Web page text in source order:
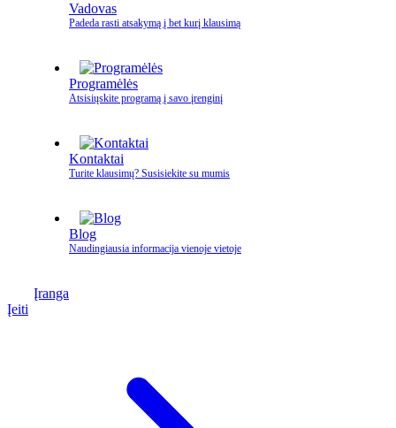
Vadovas
Padeda rasti atsakymą į bet kurį klausimą
Programėlės
Atsisiųskite programą į savo įrenginį
Kontaktai
Turite klausimų? Susisiekite su mumis
Blog
Naudingiausia informacija vienoje vietoje
Įranga
Įeiti